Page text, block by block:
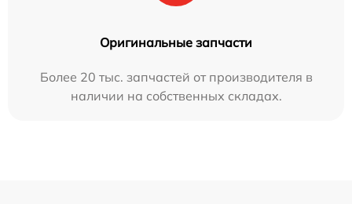
Оригинальные запчасти
Более 20 тыс. запчастей от производителя в
наличии на собственных складах.